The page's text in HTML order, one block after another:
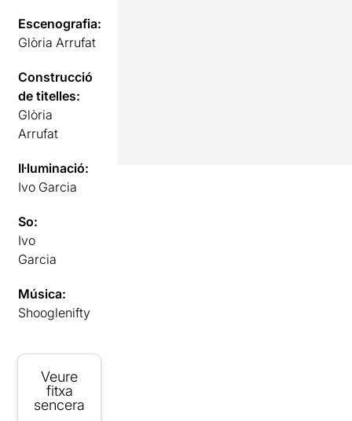
Escenografia:
Glòria Arrufat
Construcció
de titelles:
Glòria
Arrufat
Il·luminació:
Ivo Garcia
So:
Ivo
Garcia
Música:
Shooglenifty
Veure
fitxa
sencera